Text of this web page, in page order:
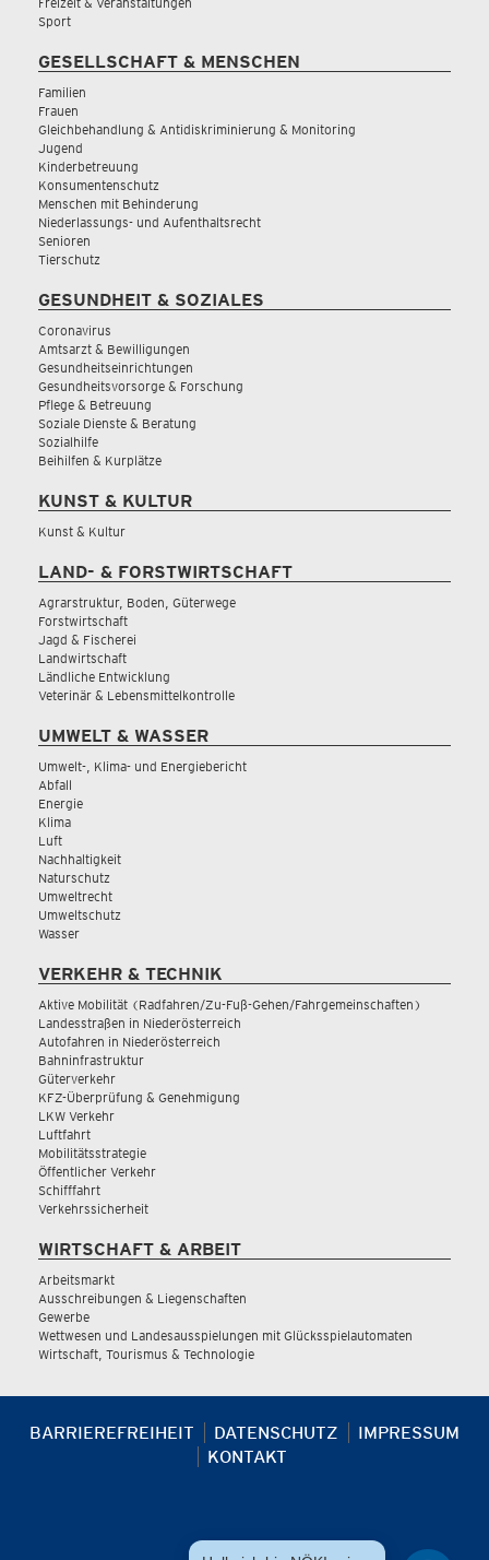
Sport
GESELLSCHAFT & MENSCHEN
Familien
Frauen
Gleichbehandlung & Antidiskriminierung & Monitoring
Jugend
Kinderbetreuung
Konsumentenschutz
Menschen mit Behinderung
Niederlassungs- und Aufenthaltsrecht
Senioren
Tierschutz
GESUNDHEIT & SOZIALES
Coronavirus
Amtsarzt & Bewilligungen
Gesundheitseinrichtungen
Gesundheitsvorsorge & Forschung
Pflege & Betreuung
Soziale Dienste & Beratung
Sozialhilfe
Beihilfen & Kurplätze
KUNST & KULTUR
Kunst & Kultur
LAND- & FORSTWIRTSCHAFT
Agrarstruktur, Boden, Güterwege
Forstwirtschaft
Jagd & Fischerei
Landwirtschaft
Ländliche Entwicklung
Veterinär & Lebensmittelkontrolle
UMWELT & WASSER
Umwelt-, Klima- und Energiebericht
Abfall
Energie
Klima
Luft
Nachhaltigkeit
Naturschutz
Umweltrecht
Umweltschutz
Wasser
VERKEHR & TECHNIK
Aktive Mobilität (Radfahren/Zu-Fuß-Gehen/Fahrgemeinschaften)
Landesstraßen in Niederösterreich
Autofahren in Niederösterreich
Bahninfrastruktur
Güterverkehr
KFZ-Überprüfung & Genehmigung
LKW Verkehr
Luftfahrt
Mobilitätsstrategie
Öffentlicher Verkehr
Schifffahrt
Verkehrssicherheit
WIRTSCHAFT & ARBEIT
Arbeitsmarkt
Ausschreibungen & Liegenschaften
Gewerbe
Wettwesen und Landesausspielungen mit Glücksspielautomaten
Wirtschaft, Tourismus & Technologie
BARRIEREFREIHEIT DATENSCHUTZ
IMPRESSUM
KONTAKT